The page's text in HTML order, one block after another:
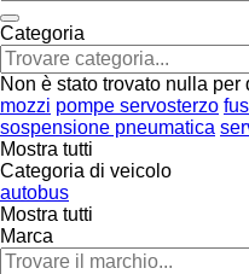
Categoria
Non è stato trovato nulla per
mozzi pompe servosterzo
sospensione pneumatica
Mostra tutti
Categoria di veicolo
autobus
Mostra tutti
Marca